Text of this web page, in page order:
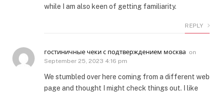
while I am also keen of getting familiarity.
REPLY
гостиничные чеки с подтверждением москва on
September 25, 2023 4:16 pm
We stumbled over here coming from a different web
page and thought I might check things out. I like